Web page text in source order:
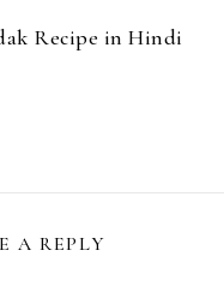
Recipe in Hindi
A REPLY